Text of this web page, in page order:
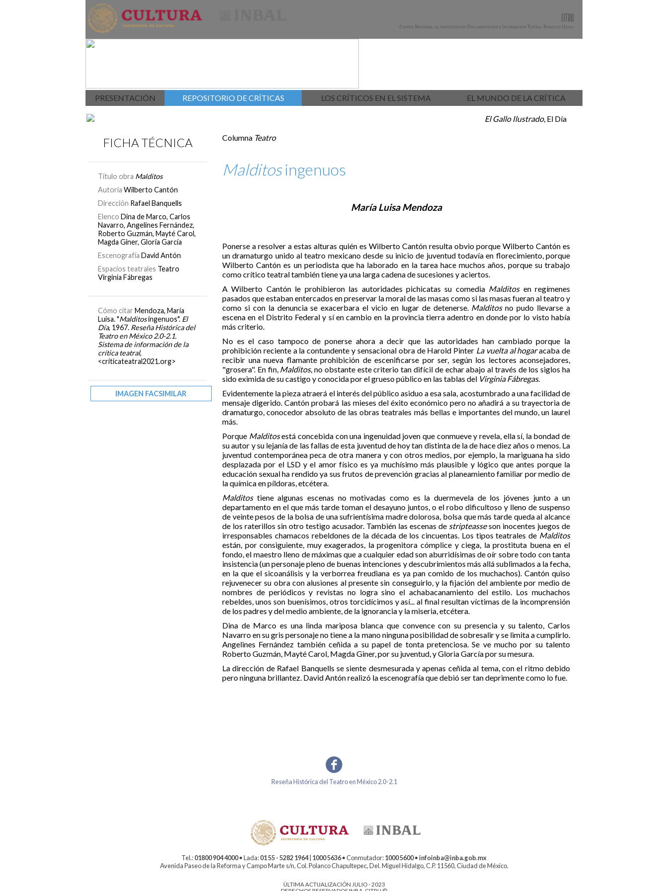
PRESENTACIÓN REPOSITORIO DE CRÍTICAS LOS CRÍTICOS EN EL SISTEMA EL MUNDO DE LA CRÍTICA
FICHA TÉCNICA
Título obra Malditos
Autoría Wilberto Cantón
Dirección Rafael Banquells
Elenco Dina de Marco, Carlos
Navarro, Angelines Fernández,
Roberto Guzmán, Mayté Carol,
Magda Giner, Gloria García
Escenografía David Antón
Espacios teatrales Teatro
Virginia Fábregas
Cómo citar Mendoza, María
Luisa. "Malditosingenuos". El
Día, 1967. Reseña Histórica del
Teatro en México 2.0-2.1.
Sistema de información de la
crítica teatral,
<criticateatral2021.org>
IMAGEN FACSIMILAR
El Gallo Ilustrado, El Día
Columna Teatro
Malditosingenuos
María Luisa Mendoza
Ponerse a resolver a estas alturas quién es Wilberto Cantón resulta obvio porque Wilberto Cantón es
un dramaturgo unido al teatro mexicano desde su inicio de juventud todavía en florecimiento, porque
Wilberto Cantón es un periodista que ha laborado en la tarea hace muchos años, porque su trabajo
como crítico teatral también tiene ya una larga cadena de sucesiones y aciertos.
A Wilberto Cantón le prohibieron las autoridades pichicatas su comedia Malditosen regímenes
pasados que estaban entercados en preservar la moral de las masas como si las masas fueran al teatro y
como si con la denuncia se exacerbara el vicio en lugar de detenerse. Malditosno pudo llevarse a
escena en el Distrito Federal y sí en cambio en la provincia tierra adentro en donde por lo visto había
más criterio.
No es el caso tampoco de ponerse ahora a decir que las autoridades han cambiado porque la
prohibición reciente a la contundente y sensacional obra de Harold Pinter La vuelta al hogaracaba de
recibir una nueva flamante prohibición de escenificarse por ser, según los lectores aconsejadores,
"grosera". En fin, Malditos, no obstante este criterio tan difícil de echar abajo al través de los siglos ha
sido eximida de su castigo y conocida por el grueso público en las tablas del Virginia Fábregas.
Evidentemente la pieza atraerá el interés del público asiduo a esa sala, acostumbrado a una facilidad de
mensaje digerido. Cantón probará las mieses del éxito económico pero no añadirá a su trayectoria de
dramaturgo, conocedor absoluto de las obras teatrales más bellas e importantes del mundo, un laurel
más.
Porque Malditosestá concebida con una ingenuidad joven que conmueve y revela, ella sí, la bondad de
su autor y su lejanía de las fallas de esta juventud de hoy tan distinta de la de hace diez años o menos. La
juventud contemporánea peca de otra manera y con otros medios, por ejemplo, la mariguana ha sido
desplazada por el LSD y el amor físico es ya muchísimo más plausible y lógico que antes porque la
educación sexual ha rendido ya sus frutos de prevención gracias al planeamiento familiar por medio de
la química en píldoras, etcétera.
Malditostiene algunas escenas no motivadas como es la duermevela de los jóvenes junto a un
departamento en el que más tarde toman el desayuno juntos, o el robo dificultoso y lleno de suspenso
de veinte pesos de la bolsa de una sufrientísima madre dolorosa, bolsa que más tarde queda al alcance
de los raterillos sin otro testigo acusador. También las escenas de stripteasseson inocentes juegos de
irresponsables chamacos rebeldones de la década de los cincuentas. Los tipos teatrales de Malditos
están, por consiguiente, muy exagerados, la progenitora cómplice y ciega, la prostituta buena en el
fondo, el maestro lleno de máximas que a cualquier edad son aburridísimas de oír sobre todo con tanta
insistencia (un personaje pleno de buenas intenciones y descubrimientos más allá sublimados a la fecha,
en la que el sicoanálisis y la verborrea freudiana es ya pan comido de los muchachos). Cantón quiso
rejuvenecer su obra con alusiones al presente sin conseguirlo, y la fijación del ambiente por medio de
nombres de periódicos y revistas no logra sino el achabacanamiento del estilo. Los muchachos
rebeldes, unos son buenísimos, otros torcidícimos y así... al final resultan víctimas de la incomprensión
de los padres y del medio ambiente, de la ignorancia y la miseria, etcétera.
Dina de Marco es una linda mariposa blanca que convence con su presencia y su talento, Carlos
Navarro en su gris personaje no tiene a la mano ninguna posibilidad de sobresalir y se limita a cumplirlo.
Angelines Fernández también ceñida a su papel de tonta pretenciosa. Se ve mucho por su talento
Roberto Guzmán, Mayté Carol, Magda Giner, por su juventud, y Gloria García por su mesura.
La dirección de Rafael Banquells se siente desmesurada y apenas ceñida al tema, con el ritmo debido
pero ninguna brillantez. David Antón realizó la escenografía que debió ser tan deprimente como lo fue.
Reseña Histórica del Teatro en México 2.0-2.1
Tel.:01800 904 4000• Lada:01 55 - 5282 1964| 1000 5636• Conmutador:1000 5600•infoinba@inba.gob.mx
Avenida Paseo de la Reforma y Campo Marte s/n, Col. Polanco Chapultepec, Del. Miguel Hidalgo, C.P. 11560, Ciudad de México.
ÚLTIMA ACTUALIZACIÓN JULIO - 2023